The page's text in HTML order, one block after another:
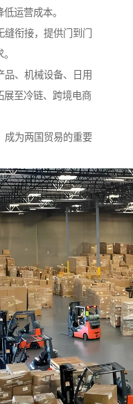
运营成本。
衔接，提供门到门
品、机械设备、日用
展至冷链、跨境电商
成为两国贸易的重要